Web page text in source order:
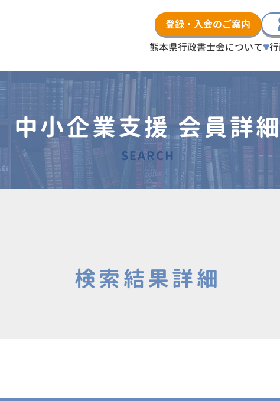
登録・入会のご案内
熊本県行政書士会について
中小企業支援 会員詳
SEARCH
検索結果詳細